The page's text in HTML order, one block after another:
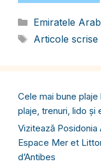
Categorii
Emiratele
Etichete
Articole scrise
Cele mai bune
plaje, trenuri, lido și
Vizitează
Espace Mer et
d’Antibes